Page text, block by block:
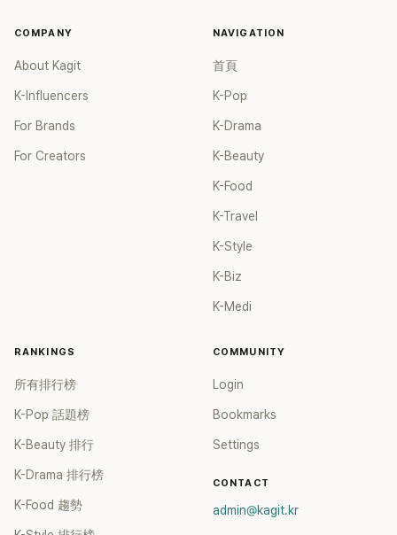
COMPANY
About Kagit
K-Influencers
For Brands
For Creators
NAVIGATION
首頁
K-Pop
K-Drama
K-Beauty
K-Food
K-Travel
K-Style
K-Biz
K-Medi
RANKINGS
所有排行榜
K-Pop 話題榜
K-Beauty 排行
K-Drama 排行榜
K-Food 趨勢
COMMUNITY
Login
Bookmarks
Settings
CONTACT
admin@kagit.kr